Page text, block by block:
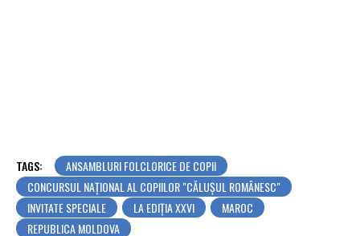
TAGS:
ANSAMBLURI FOLCLORICE DE COPII
CONCURSUL NAȚIONAL AL COPIILOR "CĂLUȘUL ROMÂNESC"
INVITATE SPECIALE
LA EDIȚIA XXVI
MAROC
REPUBLICA MOLDOVA